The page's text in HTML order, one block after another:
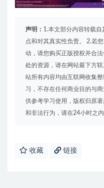
声明： 1.本文部分内容转载
点和对其真实性负责。 2.若
动，请您购买正版授权并合
处的资源，请在网站最下方
站所有内容均由互联网收集
习，不存在任何商业目的与
供参考学习使用，版权归原
和非法行为，请在24小时之
收藏 链接